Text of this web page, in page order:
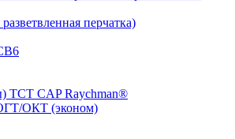
перчатка)
ТCT CAP Raychman®
ОКТ (эконом)